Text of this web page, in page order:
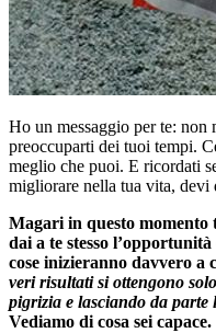
Ho un messaggio per te:
preoccuparti dei tuoi tempi.
meglio che puoi. E ricordati
migliorare nella tua vita, devi
Magari in questo momento
dai a te stesso
cose inizieranno davvero a
veri risultati si ottengono
pigrizia e lasciando da
Vediamo di cosa sei capace.